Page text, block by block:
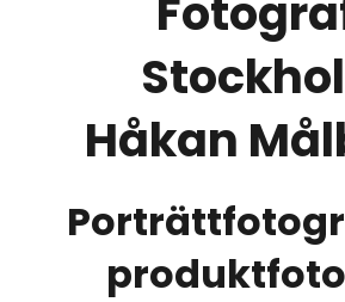
Håkan